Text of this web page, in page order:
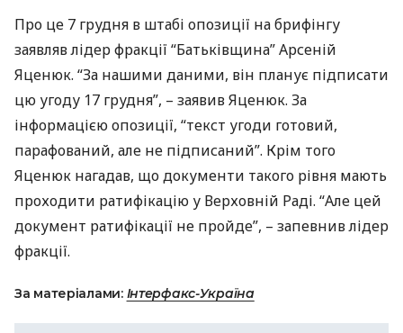
Про це 7 грудня в штабі опозиції на брифінгу
заявляв лідер фракції “Батьківщина” Арсеній
Яценюк. “За нашими даними, він планує підписати
цю угоду 17 грудня”, – заявив Яценюк. За
інформацією опозиції, “текст угоди готовий,
парафований, але не підписаний”. Крім того
Яценюк нагадав, що документи такого рівня мають
проходити ратифікацію у Верховній Раді. “Але цей
документ ратифікації не пройде”, – запевнив лідер
фракції.
За матеріалами: Інтерфакс-Україна